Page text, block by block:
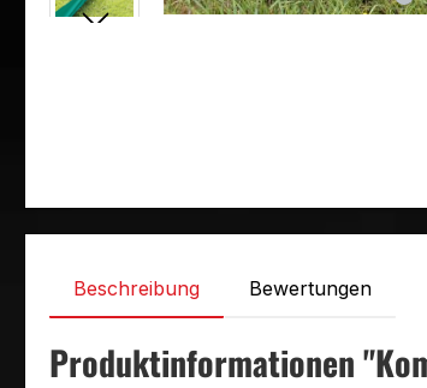
Beschreibung Bewertungen
Produktinformationen